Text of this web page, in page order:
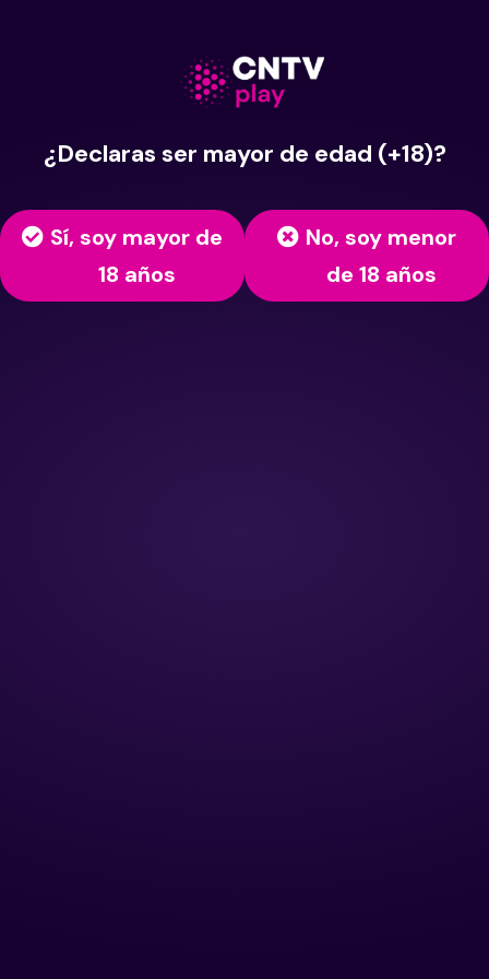
¿Declaras ser mayor de edad (+18)?
Sí, soy mayor de
18 años
No, soy menor
de 18 años